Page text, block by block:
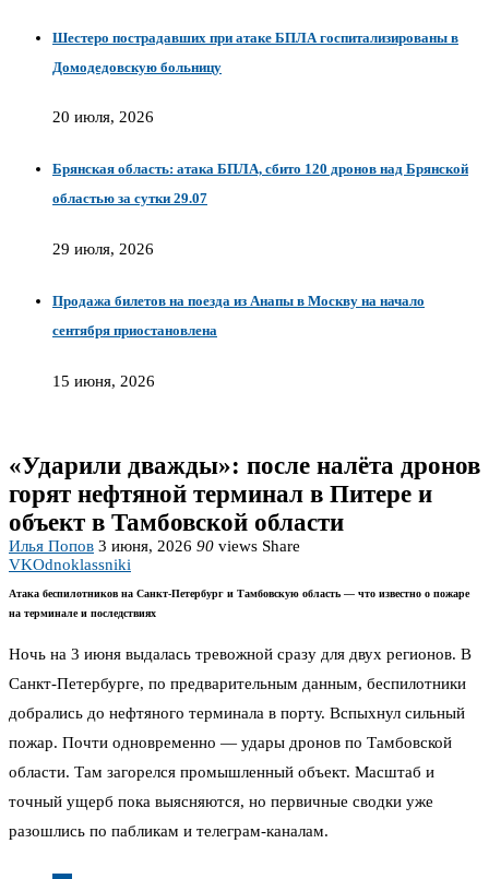
Шестеро пострадавших при атаке БПЛА госпитализированы в
Домодедовскую больницу
20 июля, 2026
Брянская область: атака БПЛА, сбито 120 дронов над Брянской
областью за сутки 29.07
29 июля, 2026
Продажа билетов на поезда из Анапы в Москву на начало
сентября приостановлена
15 июня, 2026
«Ударили дважды»: после налёта дронов
горят нефтяной терминал в Питере и
объект в Тамбовской области
Илья Попов 3 июня, 2026 90 views Share
VKOdnoklassniki
Атака беспилотников на Санкт-Петербург и Тамбовскую область — что известно о пожаре
на терминале и последствиях
Ночь на 3 июня выдалась тревожной сразу для двух регионов. В
Санкт-Петербурге, по предварительным данным, беспилотники
добрались до нефтяного терминала в порту. Вспыхнул сильный
пожар. Почти одновременно — удары дронов по Тамбовской
области. Там загорелся промышленный объект. Масштаб и
точный ущерб пока выясняются, но первичные сводки уже
разошлись по пабликам и телеграм-каналам.